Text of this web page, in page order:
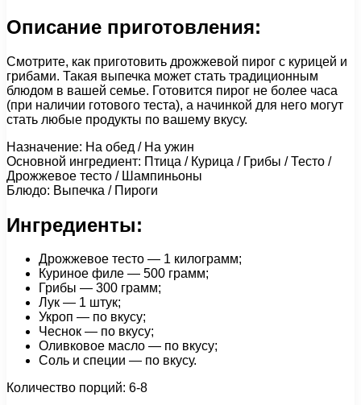
Описание приготовления:
Смотрите, как приготовить дрожжевой пирог с курицей и
грибами. Такая выпечка может стать традиционным
блюдом в вашей семье. Готовится пирог не более часа
(при наличии готового теста), а начинкой для него могут
стать любые продукты по вашему вкусу.
Назначение: На обед / На ужин
Основной ингредиент: Птица / Курица / Грибы / Тесто /
Дрожжевое тесто / Шампиньоны
Блюдо: Выпечка / Пироги
Ингредиенты:
Дрожжевое тесто — 1 килограмм;
Куриное филе — 500 грамм;
Грибы — 300 грамм;
Лук — 1 штук;
Укроп — по вкусу;
Чеснок — по вкусу;
Оливковое масло — по вкусу;
Соль и специи — по вкусу.
Количество порций: 6-8